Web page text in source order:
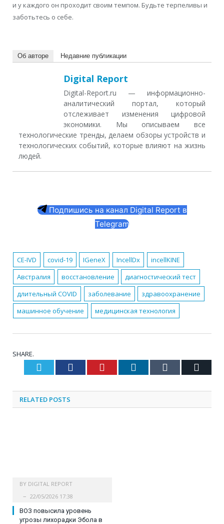
и у каждого он проходит своим темпом. Будьте терпеливы и
заботьтесь о себе.
Об авторе Недавние публикации
Digital Report
Digital-Report.ru — информационно-
аналитический портал, который
отслеживает изменения цифровой
экономики. Мы описываем все
технологические тренды, делаем обзоры устройств и
технологических событий, которые влияют на жизнь
людей.
Подпишись на канал Digital Report в
Telegram
CE-IVD covid-19 IGeneX IncellDx
incellKINE
Австралия
восстановление
диагностический тест
длительный COVID
заболевание
здравоохранение
машинное обучение
медицинская технология
SHARE.
Twitter Facebook Pinterest LinkedIn Tumblr
RELATED POSTS
BY DIGITAL REPORT
22/05/2026 17:38
ВОЗ повысила уровень
угрозы лихорадки Эбола в